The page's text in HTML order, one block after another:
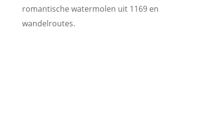
romantische watermolen uit 1169 en
wandelroutes.